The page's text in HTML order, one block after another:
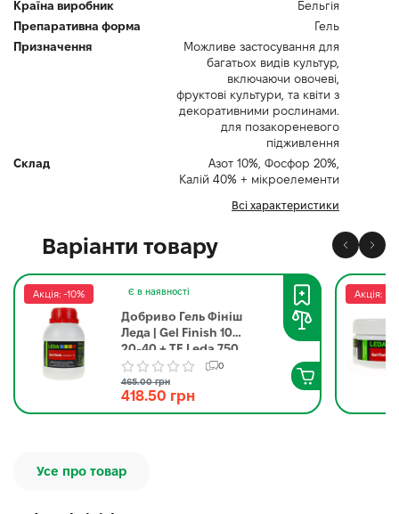
Країна виробник
Бельгія
Препаративна форма
Гель
Призначення
Можливе застосування для
багатьох видів культур,
включаючи овочеві,
фруктові культури, та квіти з
декоративними рослинами.
для позакореневого
підживлення
Склад
Азот 10%, Фосфор 20%,
Калій 40% + мікроелементи
Всі характеристики
Варіанти товару
Акція: -10% Є в наявності
Добриво Гель Фініш
Леда | Gel Finish 10-
20-40 + ТЕ Leda 750
г
0
465.00 грн
418.50 грн
Акція: -
Усе про товар